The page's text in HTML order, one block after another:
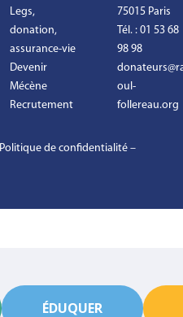
Legs,
donation,
assurance-vie
Devenir
Mécène
Recrutement
75015 Paris
Tél. : 01 53 68
98 98
oul-
follereau.org
Politique de confidentialité–
ÉDUQUER